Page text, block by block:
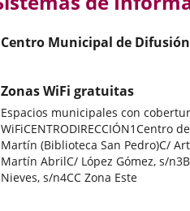
Centro Municipal de
Zonas WiFi gratuitas
Espacios municipales con
WiFiCENTRODIRECCIÓN1Centro
Martín (Biblioteca San Pedro)C/
Martín AbrilC/ López Gómez, s/
Nieves, s/n4CC Zona Este